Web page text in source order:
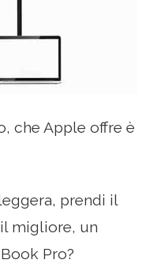
che Apple offre è
prendi il
migliore, un
Pro?